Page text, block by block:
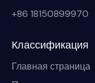
+86 18150899970
Классификация
Главная страница